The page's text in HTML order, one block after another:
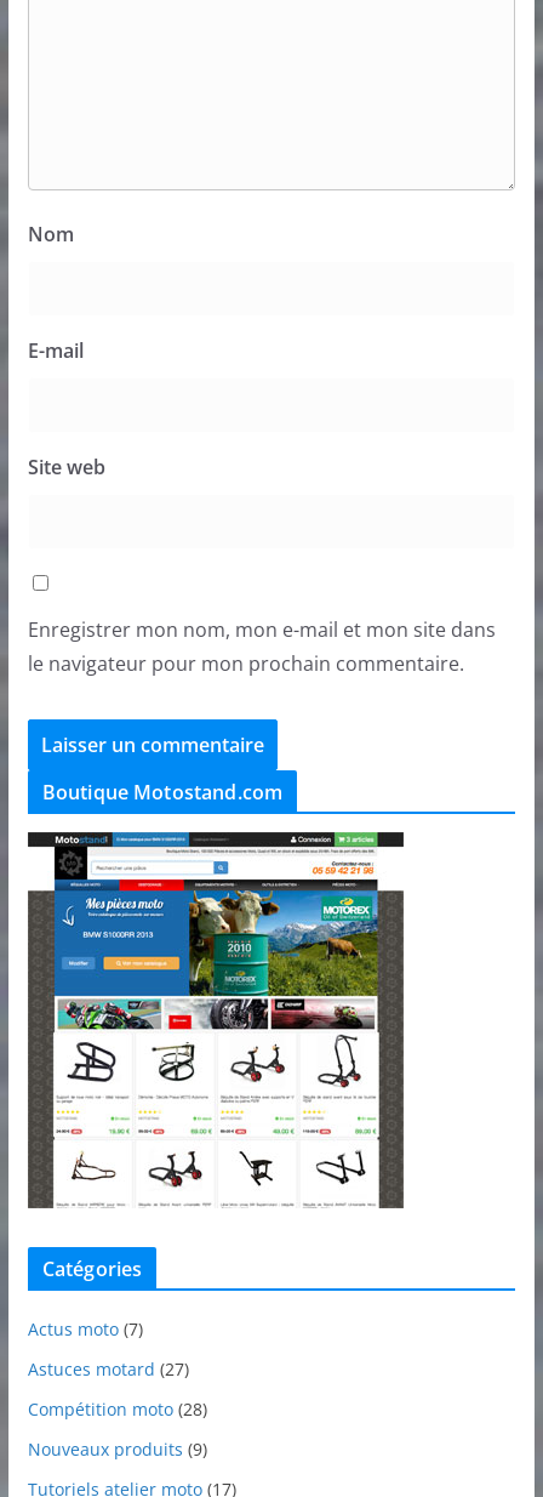
Nom
E-mail
Site web
Enregistrer mon nom, mon e-mail et mon site dans
le navigateur pour mon prochain commentaire.
Boutique Motostand.com
Catégories
Actus moto(7)
Astuces motard (27)
Compétition moto(28)
Nouveaux produits (9)
Tutoriels atelier moto(17)